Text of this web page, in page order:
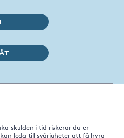
skulden i tid riskerar du en
leda till svårigheter att få hyra